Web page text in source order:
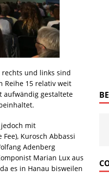
rechts und links sind
Reihe 15 relativ weit
aufwändig gestaltete
mit
Kurosch Abbassi
Adenberg
Marian Lux aus
es in Hanau bisweilen